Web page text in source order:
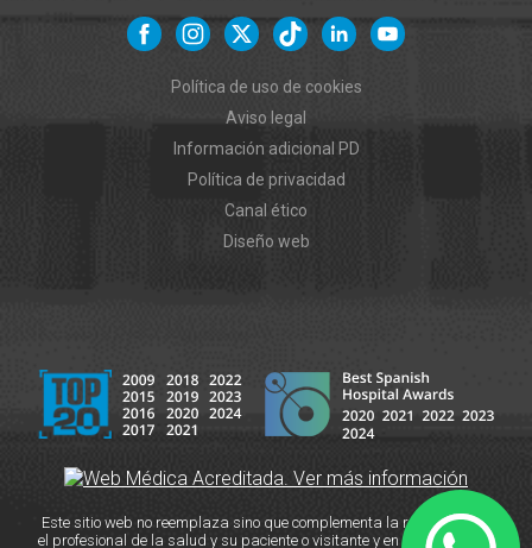
Política de uso de cookies
Aviso legal
Información adicional PD
Política de privacidad
Canal ético
Diseño web
Este sitio web no reemplaza sino que complementa la relación entre
el profesional de la salud y su paciente o visitante y en caso de duda